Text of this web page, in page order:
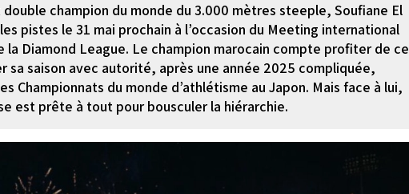
champion du monde du 3.000 mètres steeple, Soufiane El
pistes le 31 mai prochain à l’occasion du Meeting international
la Diamond League. Le champion marocain compte profiter de ce
sa saison avec autorité, après une année 2025 compliquée,
Championnats du monde d’athlétisme au Japon. Mais face à lui,
est prête à tout pour bousculer la hiérarchie.